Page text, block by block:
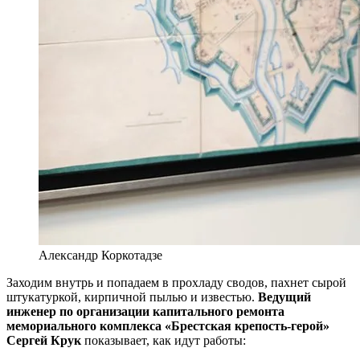
Александр Коркотадзе
Заходим внутрь и попадаем в прохладу сводов, пахнет сырой
штукатуркой, кирпичной пылью и известью. Ведущий
инженер по организации капитального ремонта
мемориального комплекса «Брестская крепость‐герой»
Сергей Крук показывает, как идут работы: